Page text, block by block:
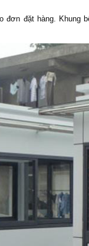
đơn đặt hàng. Khung